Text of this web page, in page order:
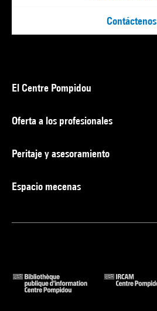
Contáctenos
El Centre Pompidou
Oferta a los profesionales
Peritaje y asesoramiento
Espacio mecenas